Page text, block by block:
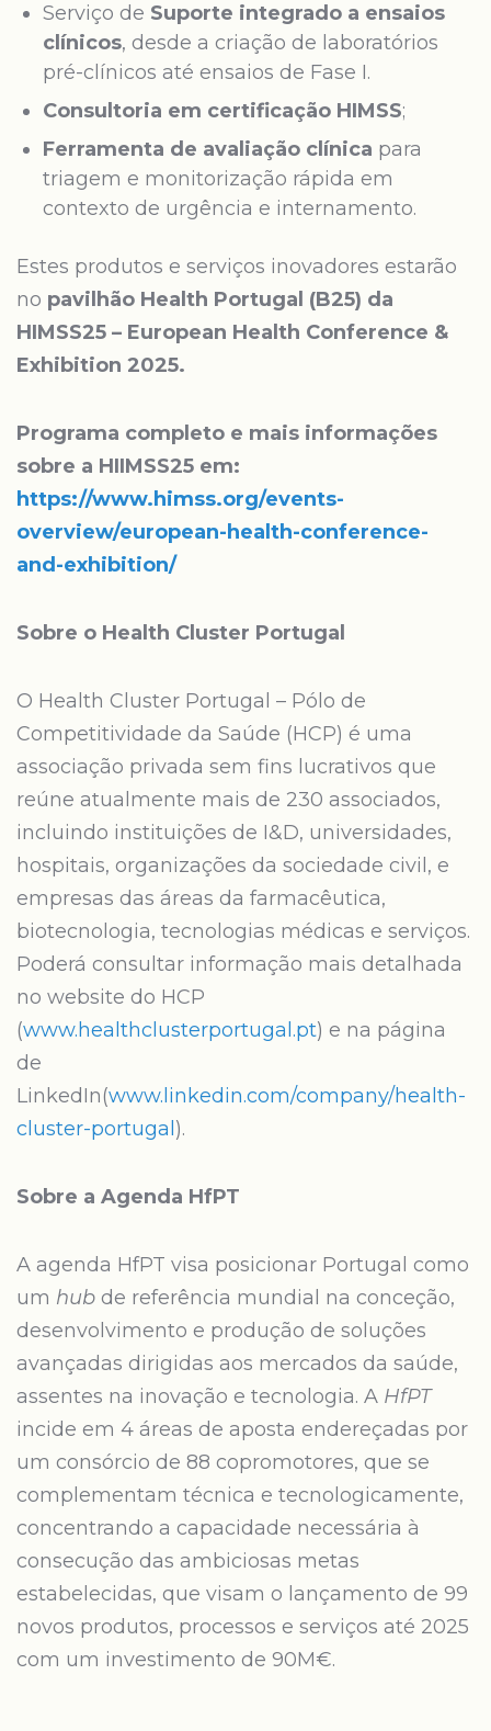
Serviço de Suporte integrado a ensaios
clínicos, desde a criação de laboratórios
pré-clínicos até ensaios de Fase I.
Consultoria em certificação HIMSS;
Ferramenta de avaliação clínica para
triagem e monitorização rápida em
contexto de urgência e internamento.
Estes produtos e serviços inovadores estarão
no pavilhão Health Portugal (B25) da
HIMSS25 – European Health Conference &
Exhibition 2025.
Programa completo e mais informações
sobre a HIIMSS25 em:
https://www.himss.org/events-
overview/european-health-conference-
and-exhibition/
Sobre o Health Cluster Portugal
O Health Cluster Portugal – Pólo de
Competitividade da Saúde (HCP) é uma
associação privada sem fins lucrativos que
reúne atualmente mais de 230 associados,
incluindo instituições de I&D, universidades,
hospitais, organizações da sociedade civil, e
empresas das áreas da farmacêutica,
biotecnologia, tecnologias médicas e serviços.
Poderá consultar informação mais detalhada
no website do HCP
(www.healthclusterportugal.pt) e na página
de
LinkedIn(www.linkedin.com/company/health-
cluster-portugal ).
Sobre a Agenda HfPT
A agenda HfPT visa posicionar Portugal como
um hub de referência mundial na conceção,
desenvolvimento e produção de soluções
avançadas dirigidas aos mercados da saúde,
assentes na inovação e tecnologia. A HfPT
incide em 4 áreas de aposta endereçadas por
um consórcio de 88 copromotores, que se
complementam técnica e tecnologicamente,
concentrando a capacidade necessária à
consecução das ambiciosas metas
estabelecidas, que visam o lançamento de 99
novos produtos, processos e serviços até 2025
com um investimento de 90M€.